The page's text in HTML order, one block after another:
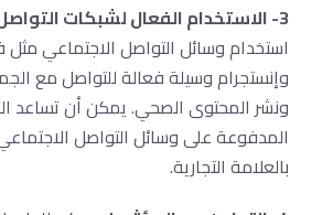
3- الاستخدام الفعال لشبكات التواصل الاجتماعي:
استخدام وسائل التواصل الاجتماعي مثل
وإنستجرام وسيلة فعالة للتواصل مع
ونشر المحتوى الصحي. يمكن أن تساعد
المدفوعة على وسائل التواصل
بالعلامة التجارية.